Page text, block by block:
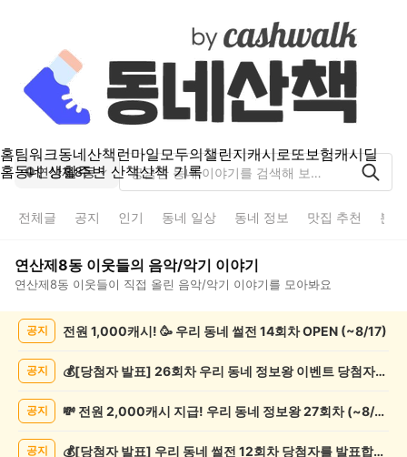
홈팀워크동네산책 런마일모두의챌린지캐시로또보험캐시딜
홈동네 생활주변 산책산책 기록
연산제8동
전체글 공지 인기 동네 일상 동네 정보 맛집 추천 분
연산제8동 이웃들의 음악/악기 이야기
연산제8동 이웃들이 직접 올린 음악/악기 이야기를 모아봐요
악/
공지 전원 1,000캐시! 🥳 우리 동네 썰전 14회차 OPEN (~8/17)
공지 💰[당첨자 발표] 26회차 우리 동네 정보왕 이벤트 당첨자를 발표합니다!
공지 💸 전원 2,000캐시 지급! 우리 동네 정보왕 27회차 (~8/10)
공지 💰[당첨자 발표] 우리 동네 썰전 12회차 당첨자를 발표합니다!